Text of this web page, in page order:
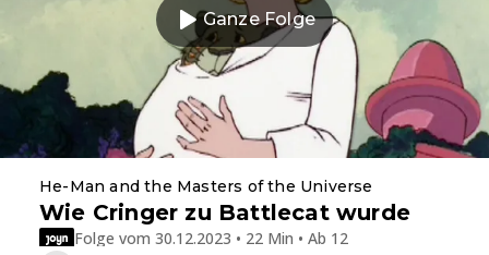
Ganze Folge
He-Man and the Masters of the Universe
Wie Cringer zu Battlecat wurde
Folge vom 30.12.2023 • 22 Min • Ab 12